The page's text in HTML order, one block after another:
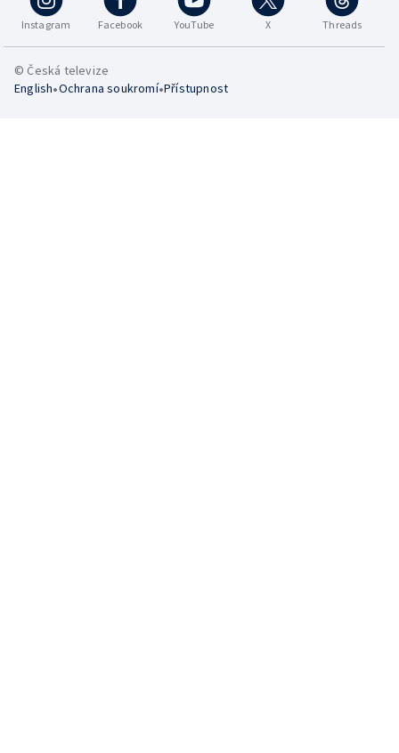
Instagram Facebook YouTube X Threads
© Česká televize
English•Ochrana soukromí•Přístupnost